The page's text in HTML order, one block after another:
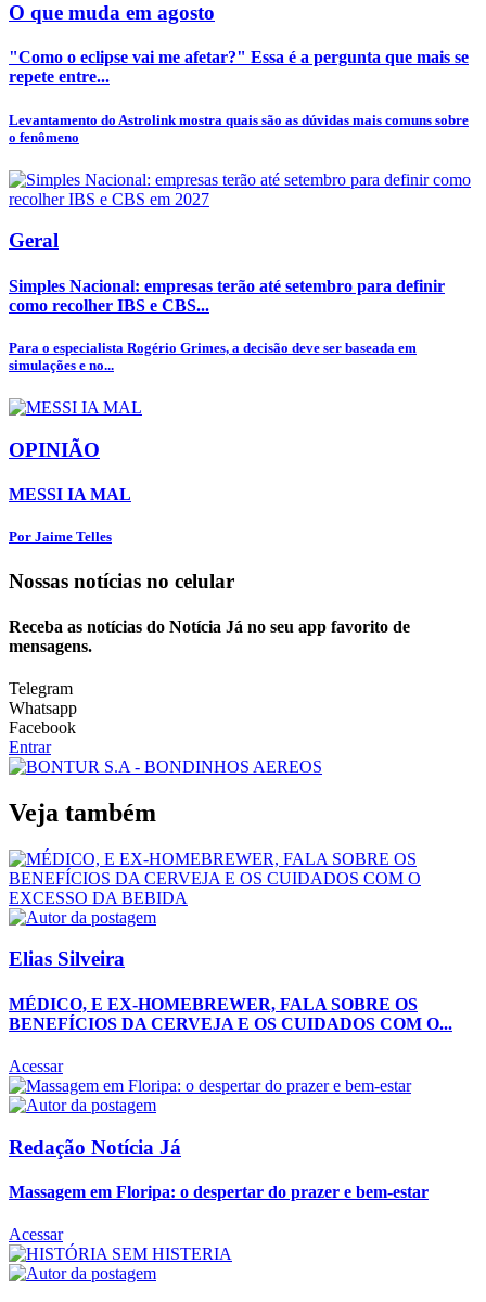
O que muda em agosto
"Como o eclipse vai me afetar?" Essa é a pergunta que mais se
repete entre...
Levantamento do Astrolink mostra quais são as dúvidas mais comuns sobre
o fenômeno
Geral
Simples Nacional: empresas terão até setembro para definir
como recolher IBS e CBS...
Para o especialista Rogério Grimes, a decisão deve ser baseada em
simulações e no...
OPINIÃO
MESSI IA MAL
Por Jaime Telles
Nossas notícias no celular
Receba as notícias do Notícia Já no seu app favorito de
mensagens.
Telegram
Whatsapp
Facebook
Entrar
Veja também
Elias Silveira
MÉDICO, E EX-HOMEBREWER, FALA SOBRE OS
BENEFÍCIOS DA CERVEJA E OS CUIDADOS COM O...
Acessar
Redação Notícia Já
Massagem em Floripa: o despertar do prazer e bem-estar
Acessar